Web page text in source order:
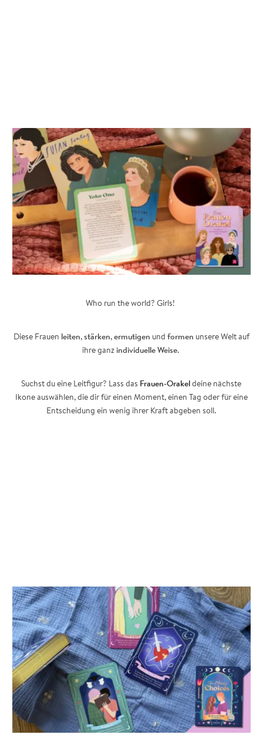
Who run the world? Girls!
Diese Frauen leiten,stärken,ermutigen und formen unsere Welt auf
ihre ganz individuelle Weise.
Suchst du eine Leitfigur? Lass das Frauen-Orakeldeine nächste
Ikone auswählen, die dir für einen Moment, einen Tag oder für eine
Entscheidung ein wenig ihrer Kraft abgeben soll.